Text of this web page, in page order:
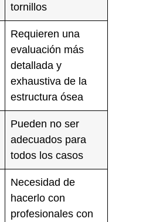
tornillos
Requieren una
evaluación más
detallada y
exhaustiva de la
estructura ósea
Pueden no ser
adecuados para
todos los casos
Necesidad de
hacerlo con
profesionales con